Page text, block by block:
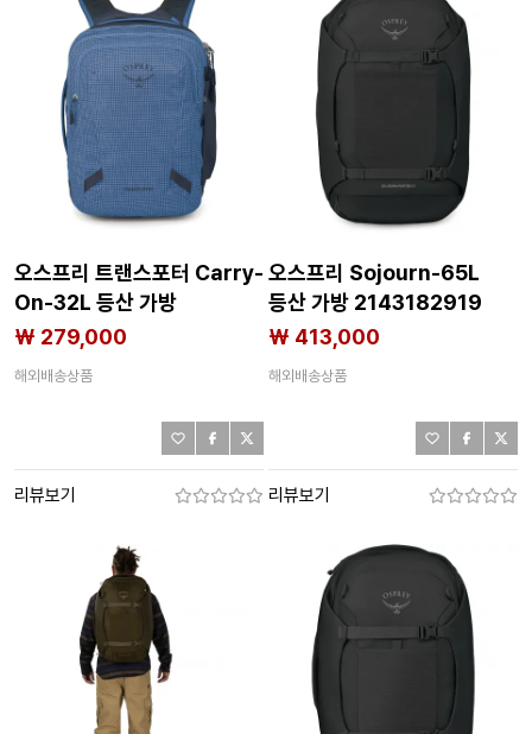
오스프리 트랜스포터 Carry-
On-32L 등산 가방
2143182920
₩ 279,000
해외배송상품
리뷰보기
오스프리 Sojourn-65L
등산 가방 2143182919
₩ 413,000
해외배송상품
리뷰보기